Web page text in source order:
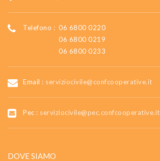
Telefono : 06 6800 0220
06 6800 0219
06 6800 0233
Email : serviziocivile@confcooperative.it
Pec : serviziocivile@pec.confcooperative.it
DOVE SIAMO